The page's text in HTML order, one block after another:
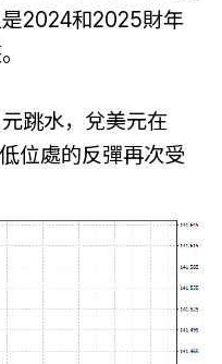
2024和2025財年
跳水，兌美元在
位處的反彈再次受